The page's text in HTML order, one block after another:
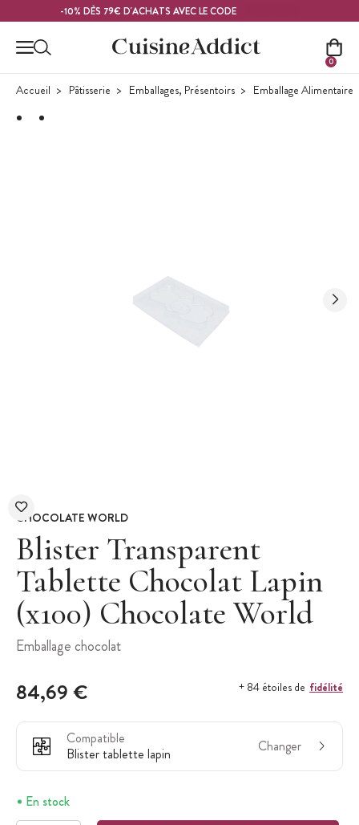
Contenu principal-10% DÈS 79€ D'ACHATS AVEC LE CODE
0
Accueil Pâtisserie Emballages, Présentoirs Emballage Alimentaire
CHOCOLATE WORLD
Blister Transparent
Tablette Chocolat Lapin
(x100) Chocolate World
Emballage chocolat
84,69 € + 84 étoiles de fidélité
Compatible
Blister tablette lapin
Changer
En stock